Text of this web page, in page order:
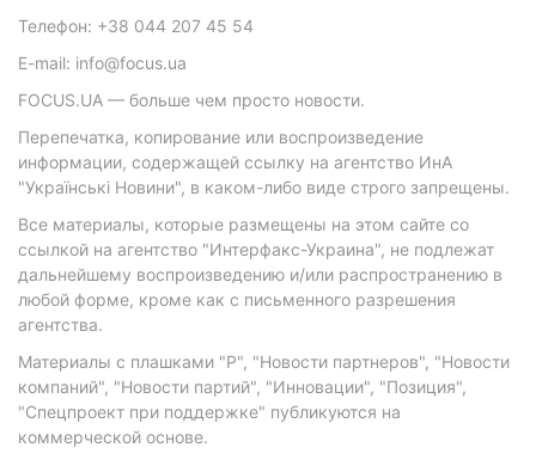
Телефон: +38 044 207 45 54
E-mail: info@focus.ua
FOCUS.UA — больше чем просто новости.
Перепечатка, копирование или воспроизведение
информации, содержащей ссылку на агентство ИнА
"Українські Новини", в каком-либо виде строго запрещены.
Все материалы, которые размещены на этом сайте со
ссылкой на агентство "Интерфакс-Украина", не подлежат
дальнейшему воспроизведению и/или распространению в
любой форме, кроме как с письменного разрешения
агентства.
Материалы с плашками "Р", "Новости партнеров", "Новости
компаний", "Новости партий", "Инновации", "Позиция",
"Спецпроект при поддержке" публикуются на
коммерческой основе.